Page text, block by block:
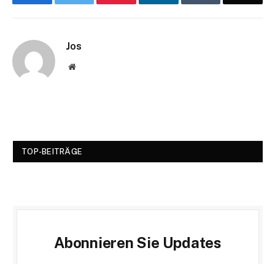
Jos
Website
TOP-BEITRÄGE
Abonnieren Sie Updates